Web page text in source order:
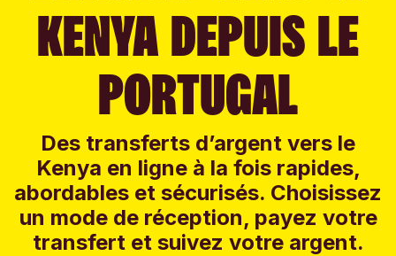
KENYA DEPUIS LE
PORTUGAL
Des transferts d’argent vers le
Kenya en ligne à la fois rapides,
abordables et sécurisés. Choisissez
un mode de réception, payez votre
transfert et suivez votre argent.